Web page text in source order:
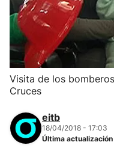
Visita de los
Cruces
eitb
18/04/2018 - 17:03
Última actualización